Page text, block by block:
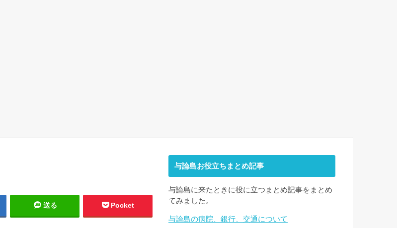
送る Pocket
与論島お役立ちまとめ記事
与論島に来たときに役に立つまとめ記事をまとめ
てみました。
与論島の病院、銀行、交通について